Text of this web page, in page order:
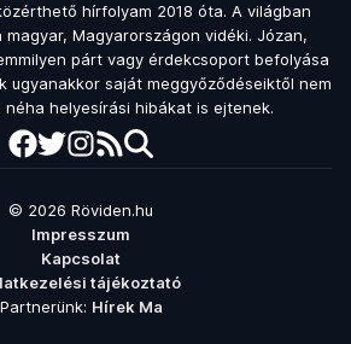
hírfolyam 2018 óta. A világban
magyar, Magyarországon vidéki. Józan,
párt vagy érdekcsoport befolyása
ugyanakkor saját meggyőződéseiktől nem
helyesírási hibákat is ejtenek.
© 2026 Röviden.hu
Impresszum
Kapcsolat
tájékoztató
Partnerünk: Hírek Ma